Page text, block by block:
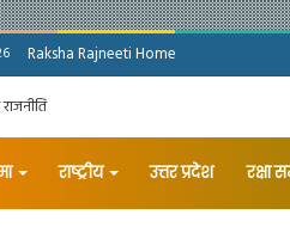
Raksha Rajneeti Home
राष्ट्रीय उत्तर प्रदेश रक्षा